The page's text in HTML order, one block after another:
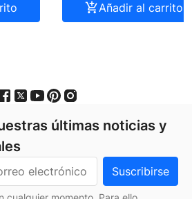
Añadir al carrito
últimas noticias y